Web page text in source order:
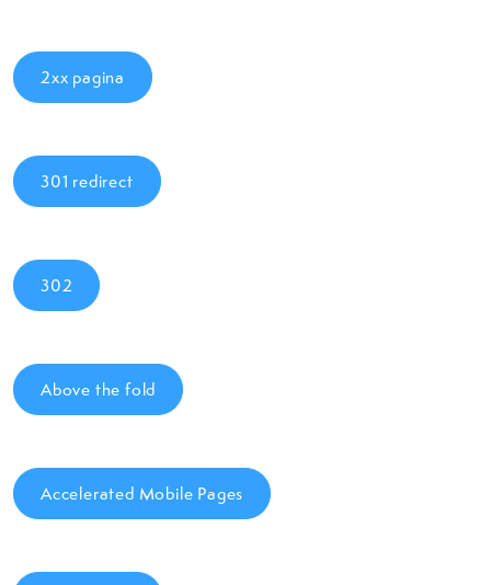
2xx pagina
301 redirect
302
Above the fold
Accelerated Mobile Pages